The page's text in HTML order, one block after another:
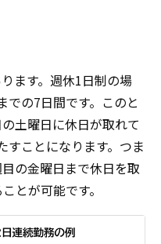
ます。週休1日制の場
での7日間です。このと
土曜日に休日が取れて
すことになります。つま
の金曜日まで休日を取
とが可能です。